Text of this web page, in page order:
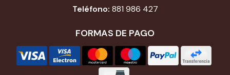
Teléfono: 881 986 427
FORMAS DE PAGO